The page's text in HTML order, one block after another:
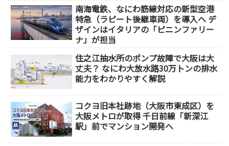
南海電鉄、なにわ筋線対応の新型空港
特急（ラピート後継車両）を導入へ デ
ザインはイタリアの「ピニンファリー
ナ」が担当
住之江抽水所のポンプ故障で大阪は大
丈夫？ なにわ大放水路30万トンの排水
能力をわかりやすく解説
コクヨ旧本社跡地（大阪市東成区）を
大阪メトロが取得 千日前線「新深江
駅」前でマンション開発へ